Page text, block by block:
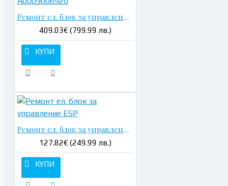
Ремонт ел. блок за управление на 48V батерия - A0009006920
409.03€ (799.99 лв.)
КУПИ
Ремонт ел. блок за управление ESP
127.82€ (249.99 лв.)
КУПИ